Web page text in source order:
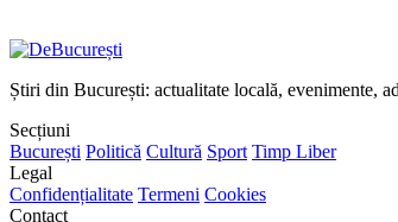
Știri din București: actualitate locală, evenimente,
Secțiuni
București Politică Cultură Sport Timp Liber
Legal
Confidențialitate Termeni Cookies
Contact